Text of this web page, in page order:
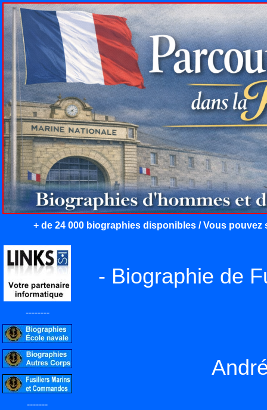
+ de 24 000 biographies disponibles / Vous
--------
-------
- Biographie de